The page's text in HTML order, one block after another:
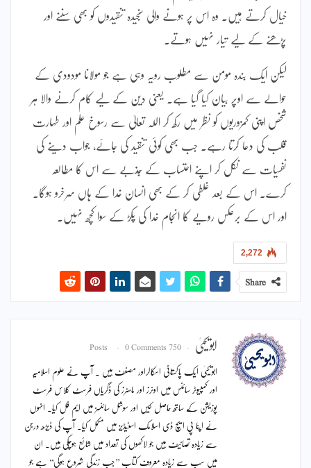
خیال کرتے ہیں۔ وہ اس پر ہونے والی سنجیدہ تنقیدوں کو بھی سننے اور
پڑھنے کے لیے تیار نہیں ہوتے۔
لیکن ایک بندہ مومن سے مطلوب رویہ وہی ہے جو مولانا مودودی کے
حوالے سے اوپر بیان کیا گیا ہے۔ یعنی دین کے لیے کام کرنے والا ہر
شخص اپنی کمزوریوں کو نظر میں رکھ کر اللہ تعالیٰ سے رسوخ علم اور طہارت
قلب کی دعا کرتا رہے۔ جب بھی کوئی تنقید کی جائے، جواب دینے کی
نفسیات سے نکل کر اپنے احتساب کے جذبے سے اس کا مطالعہ
کرے۔ اس کے بعد غلطی کر کے بھی انسان خدا کے ہاں سرخرو ہوگا۔
اور اس کے برعکس رویے کا انجام خدا کی پکڑ کے سوا کچھ نہیں۔
2,272
Share
ابویحییٰ 750 Posts
0 Comments
ابویحییٰ ایک پاکستانی اسکالراور مصنف ہیں ۔ آپ نے علوم اسلامیہ
اور کمپیوٹر سائنس میں اونرز اور ماسٹرز کی ڈگریاں فرسٹ کلاس فرسٹ
پوزیشن کے ساتھ حاصل کیں اور سوشل سائنسز میں ایم فل کیا۔ انہوں
نے اپنا پی ایچ ڈی اسلامک اسٹیڈیز میں مکمل کیا۔ آپ کی ڈیڑھ درجن
سے زیادہ تصانیف ہیں جو لاکھوں کی تعداد میں شائع ہوچکی ہیں۔ ان
میں سب سے زیادہ معروف کتاب ’’جب زندگی شروع ہوگی‘‘ ہے جو